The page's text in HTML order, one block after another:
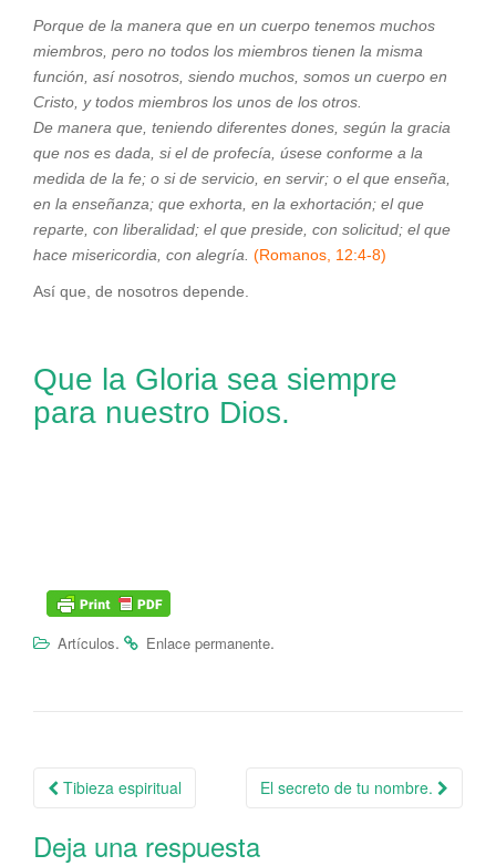
Porque de la manera que en un cuerpo tenemos muchos
miembros, pero no todos los miembros tienen la misma
función, así nosotros, siendo muchos, somos un cuerpo en
Cristo, y todos miembros los unos de los otros.
De manera que, teniendo diferentes dones, según la gracia
que nos es dada, si el de profecía, úsese conforme a la
medida de la fe; o si de servicio, en servir; o el que enseña,
en la enseñanza; que exhorta, en la exhortación; el que
reparte, con liberalidad; el que preside, con solicitud; el que
hace misericordia, con alegría. (Romanos, 12:4-8)
Así que, de nosotros depende.
Que la Gloria sea siempre
para nuestro Dios.
Artículos. Enlace permanente.
Navegación de la entrada
Tibieza espiritual El secreto de tu nombre.
Deja una respuesta